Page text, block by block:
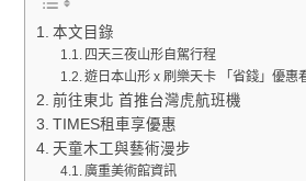
本文目錄
四天三夜山形自駕行程
遊日本山形 x 刷樂天卡 「省錢」優惠
前往東北 首推台灣虎航班機
TIMES租車享優惠
天童木工與藝術漫步
廣重美術館資訊